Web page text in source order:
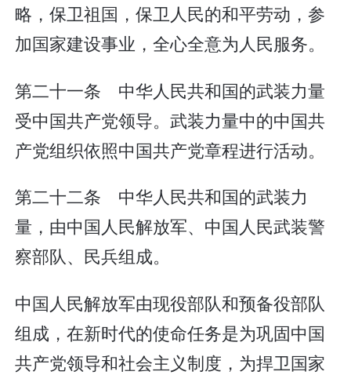
略，保卫祖国，保卫人民的和平劳动，参
加国家建设事业，全心全意为人民服务。
第二十一条 中华人民共和国的武装力量
受中国共产党领导。武装力量中的中国共
产党组织依照中国共产党章程进行活动。
第二十二条 中华人民共和国的武装力
量，由中国人民解放军、中国人民武装警
察部队、民兵组成。
中国人民解放军由现役部队和预备役部队
组成，在新时代的使命任务是为巩固中国
共产党领导和社会主义制度，为捍卫国家